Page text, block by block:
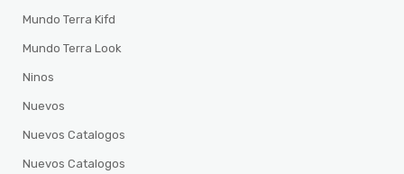
Mundo Terra Kifd
Mundo Terra Look
Ninos
Nuevos
Nuevos Catalogos
Nuevos Catalogos